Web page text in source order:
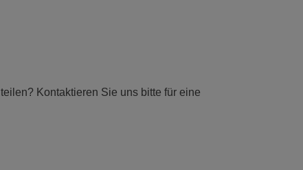
Kontaktieren Sie uns bitte für eine